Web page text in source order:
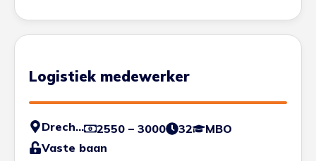
Logistiek medewerker
Drechtsteden 2550 – 3000 32
MBO
Vaste baan